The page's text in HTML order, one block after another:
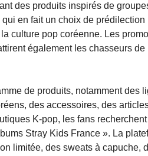
des produits inspirés de
en fait un choix de
culture pop coréenne. Les
également les chasseurs
de produits, notamment des
des accessoires, des
K-pop, les fans
Stray Kids France ». La
limitée, des sweats à capuche,